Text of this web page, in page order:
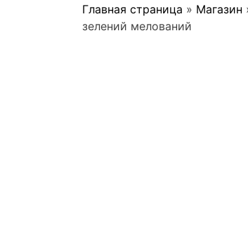
Главная страница » Магазин
зелений мелований